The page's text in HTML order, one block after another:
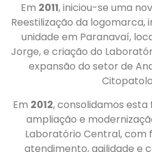
Em 2011, iniciou-se uma
Reestilização da logomarca,
unidade em Paranavaí,
Jorge, e criação do
expansão do setor de
Em 2012, consolidamos esta
ampliação e
Laboratório Central, com
atendimento, agilidade e